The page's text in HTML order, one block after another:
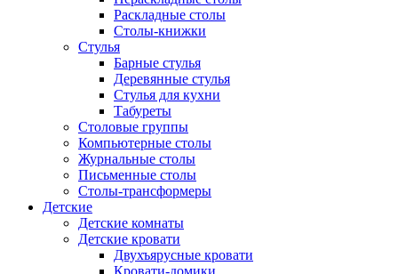
Раскладные столы
Столы-книжки
Стулья
Барные стулья
Деревянные стулья
Стулья для кухни
Табуреты
Столовые группы
Компьютерные столы
Журнальные столы
Письменные столы
Столы-трансформеры
Детские
Детские комнаты
Детские кровати
Двухъярусные кровати
Кровати-домики